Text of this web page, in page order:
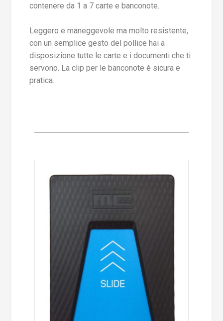
contenere da 1 a 7 carte e banconote.
Leggero e maneggevole ma molto resistente,
con un semplice gesto del pollice hai a
disposizione tutte le carte e i documenti che ti
servono. La clip per le banconote è sicura e
pratica.